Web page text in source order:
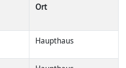
Ort
Haupthaus